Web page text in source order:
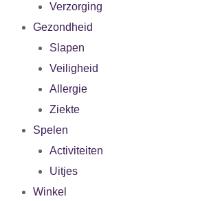
Verzorging
Gezondheid
Slapen
Veiligheid
Allergie
Ziekte
Spelen
Activiteiten
Uitjes
Winkel